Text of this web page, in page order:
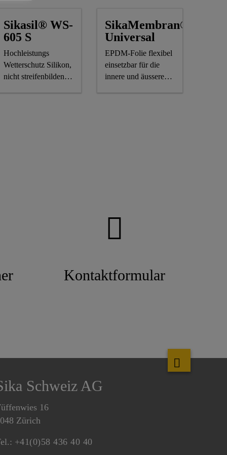
Sikasil® WS-
605 S
Hochleistungs
Wetterschutz Silikon,
nicht streifenbildend,
SikaMembran®
Universal
EPDM-Folie flexibel
einsetzbar für die
innere und äussere
Kontaktformular
Schweiz AG
16
Zürich
+41(0)58 436 40 40